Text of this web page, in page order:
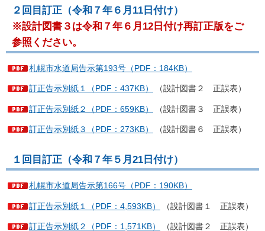
２回目訂正（令和７年６月11日付け）
※設計図書３は令和７年６月12日付け再訂正版をご
参照ください。
札幌市水道局告示第193号（PDF：184KB）
訂正告示別紙１（PDF：437KB） （設計図書２ 正誤表）
訂正告示別紙２（PDF：659KB） （設計図書３ 正誤表）
訂正告示別紙３（PDF：273KB） （設計図書６ 正誤表）
１回目訂正（令和７年５月21日付け）
札幌市水道局告示第166号（PDF：190KB）
訂正告示別紙１（PDF：4,593KB） （設計図書１ 正誤表）
訂正告示別紙２（PDF：1,571KB） （設計図書２ 正誤表）